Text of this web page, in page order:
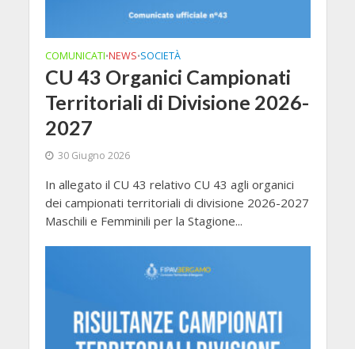
COMUNICATI•NEWS•SOCIETÀ
CU 43 Organici Campionati
Territoriali di Divisione 2026-
2027
30 Giugno 2026
In allegato il CU 43 relativo CU 43 agli organici
dei campionati territoriali di divisione 2026-2027
Maschili e Femminili per la Stagione...